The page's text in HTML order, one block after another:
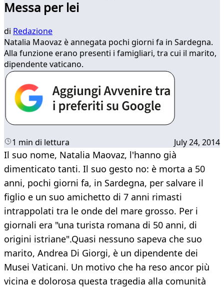
Messa per lei
di Redazione
Natalia Maovaz è annegata pochi giorni fa in Sardegna.
Alla funzione erano presenti i famigliari, tra cui il marito,
dipendente vaticano.
1 min di lettura July 24, 2014
Il suo nome, Natalia Maovaz, l'hanno già
dimenticato tanti. Il suo gesto no: è morta a 50
anni, pochi giorni fa, in Sardegna, per salvare il
figlio e un suo amichetto di 7 anni rimasti
intrappolati tra le onde del mare grosso. Per i
giornali era "una turista romana di 50 anni, di
origini istriane".Quasi nessuno sapeva che suo
marito, Andrea Di Giorgi, è un dipendente dei
Musei Vaticani. Un motivo che ha reso ancor più
vicina e dolorosa questa tragedia alla comunità